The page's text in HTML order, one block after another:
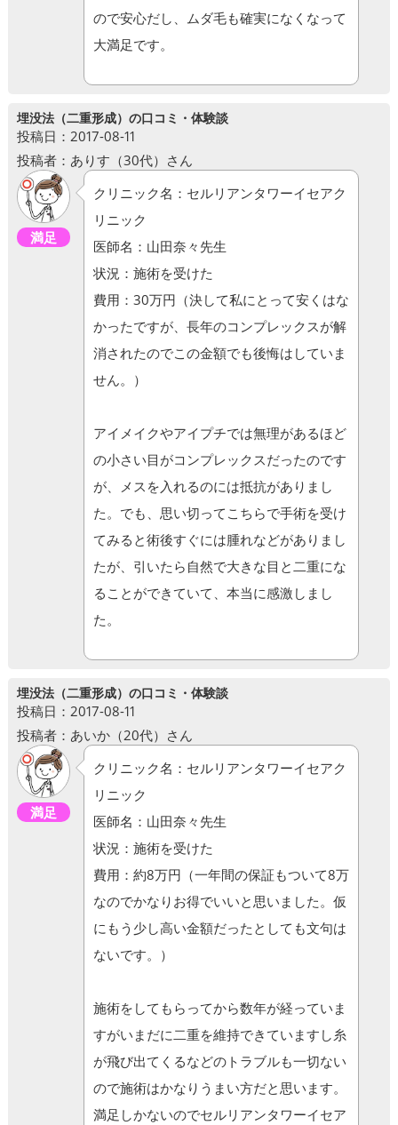
ので安心だし、ムダ毛も確実になくなって
大満足です。
埋没法（二重形成）の口コミ・体験談
投稿日：2017-08-11
投稿者：ありす（30代）さん
満足
クリニック名：セルリアンタワーイセアク
リニック
医師名：山田奈々先生
状況：施術を受けた
費用：30万円（決して私にとって安くはな
かったですが、長年のコンプレックスが解
消されたのでこの金額でも後悔はしていま
せん。）
アイメイクやアイプチでは無理があるほど
の小さい目がコンプレックスだったのです
が、メスを入れるのには抵抗がありまし
た。でも、思い切ってこちらで手術を受け
てみると術後すぐには腫れなどがありまし
たが、引いたら自然で大きな目と二重にな
ることができていて、本当に感激しまし
た。
埋没法（二重形成）の口コミ・体験談
投稿日：2017-08-11
投稿者：あいか（20代）さん
満足
クリニック名：セルリアンタワーイセアク
リニック
医師名：山田奈々先生
状況：施術を受けた
費用：約8万円（一年間の保証もついて8万
なのでかなりお得でいいと思いました。仮
にもう少し高い金額だったとしても文句は
ないです。）
施術をしてもらってから数年が経っていま
すがいまだに二重を維持できていますし糸
が飛び出てくるなどのトラブルも一切ない
ので施術はかなりうまい方だと思います。
満足しかないのでセルリアンタワーイセア